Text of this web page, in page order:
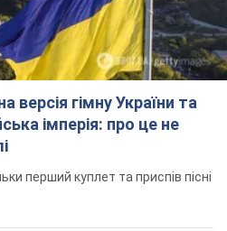
версія гімну України та
імперія: про це не
перший куплет та приспів пісні